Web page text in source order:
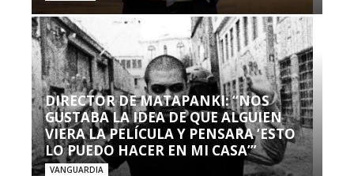
DIRECTOR DE MATAPANKI: “NOS
GUSTABA LA IDEA DE QUE ALGUIEN
VIERA LA PELÍCULA Y PENSARA ‘ESTO
LO PUEDO HACER EN MI CASA’”
VANGUARDIA